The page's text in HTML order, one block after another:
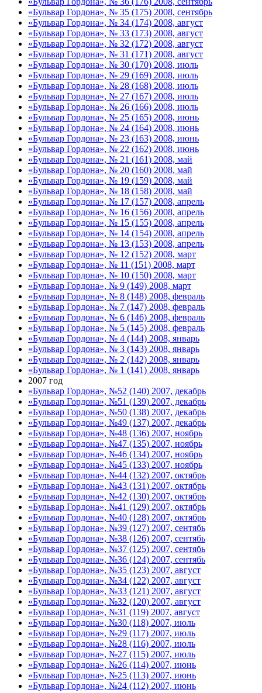
«Бульвар Гордона», № 35 (175) 2008, сентябрь
«Бульвар Гордона», № 34 (174) 2008, август
«Бульвар Гордона», № 33 (173) 2008, август
«Бульвар Гордона», № 32 (172) 2008, август
«Бульвар Гордона», № 31 (171) 2008, август
«Бульвар Гордона», № 30 (170) 2008, июль
«Бульвар Гордона», № 29 (169) 2008, июль
«Бульвар Гордона», № 28 (168) 2008, июль
«Бульвар Гордона», № 27 (167) 2008, июль
«Бульвар Гордона», № 26 (166) 2008, июль
«Бульвар Гордона», № 25 (165) 2008, июнь
«Бульвар Гордона», № 24 (164) 2008, июнь
«Бульвар Гордона», № 23 (163) 2008, июнь
«Бульвар Гордона», № 22 (162) 2008, июнь
«Бульвар Гордона», № 21 (161) 2008, май
«Бульвар Гордона», № 20 (160) 2008, май
«Бульвар Гордона», № 19 (159) 2008, май
«Бульвар Гордона», № 18 (158) 2008, май
«Бульвар Гордона», № 17 (157) 2008, апрель
«Бульвар Гордона», № 16 (156) 2008, апрель
«Бульвар Гордона», № 15 (155) 2008, апрель
«Бульвар Гордона», № 14 (154) 2008, апрель
«Бульвар Гордона», № 13 (153) 2008, апрель
«Бульвар Гордона», № 12 (152) 2008, март
«Бульвар Гордона», № 11 (151) 2008, март
«Бульвар Гордона», № 10 (150) 2008, март
«Бульвар Гордона», № 9 (149) 2008, март
«Бульвар Гордона», № 8 (148) 2008, февраль
«Бульвар Гордона», № 7 (147) 2008, февраль
«Бульвар Гордона», № 6 (146) 2008, февраль
«Бульвар Гордона», № 5 (145) 2008, февраль
«Бульвар Гордона», № 4 (144) 2008, январь
«Бульвар Гордона», № 3 (143) 2008, январь
«Бульвар Гордона», № 2 (142) 2008, январь
«Бульвар Гордона», № 1 (141) 2008, январь
2007 год
«Бульвар Гордона», №52 (140) 2007, декабрь
«Бульвар Гордона», №51 (139) 2007, декабрь
«Бульвар Гордона», №50 (138) 2007, декабрь
«Бульвар Гордона», №49 (137) 2007, декабрь
«Бульвар Гордона», №48 (136) 2007, ноябрь
«Бульвар Гордона», №47 (135) 2007, ноябрь
«Бульвар Гордона», №46 (134) 2007, ноябрь
«Бульвар Гордона», №45 (133) 2007, ноябрь
«Бульвар Гордона», №44 (132) 2007, октябрь
«Бульвар Гордона», №43 (131) 2007, октябрь
«Бульвар Гордона», №42 (130) 2007, октябрь
«Бульвар Гордона», №41 (129) 2007, октябрь
«Бульвар Гордона», №40 (128) 2007, октябрь
«Бульвар Гордона», №39 (127) 2007, сентябь
«Бульвар Гордона», №38 (126) 2007, сентябь
«Бульвар Гордона», №37 (125) 2007, сентябь
«Бульвар Гордона», №36 (124) 2007, сентябь
«Бульвар Гордона», №35 (123) 2007, август
«Бульвар Гордона», №34 (122) 2007, август
«Бульвар Гордона», №33 (121) 2007, август
«Бульвар Гордона», №32 (120) 2007, август
«Бульвар Гордона», №31 (119) 2007, август
«Бульвар Гордона», №30 (118) 2007, июль
«Бульвар Гордона», №29 (117) 2007, июль
«Бульвар Гордона», №28 (116) 2007, июль
«Бульвар Гордона», №27 (115) 2007, июль
«Бульвар Гордона», №26 (114) 2007, июнь
«Бульвар Гордона», №25 (113) 2007, июнь
«Бульвар Гордона», №24 (112) 2007, июнь